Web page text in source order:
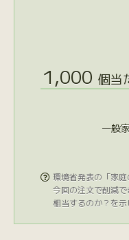
1,000 個当
一般
 環境省発表の「家
今回の注文で削減
相当するのか？を示